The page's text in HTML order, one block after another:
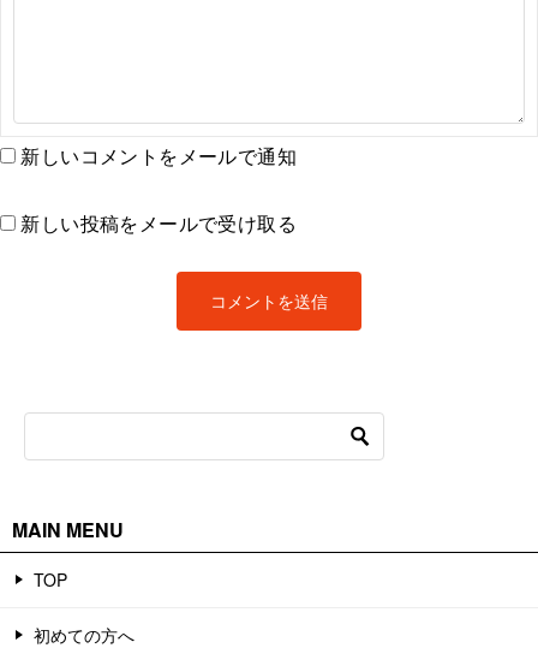
新しいコメントをメールで通知
新しい投稿をメールで受け取る
MAIN MENU
TOP
初めての方へ